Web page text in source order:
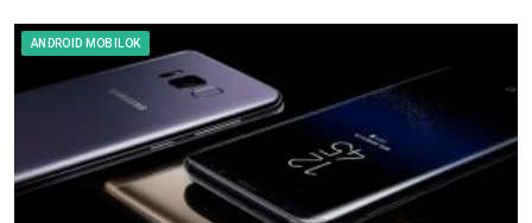
ANDROID MOBILOK